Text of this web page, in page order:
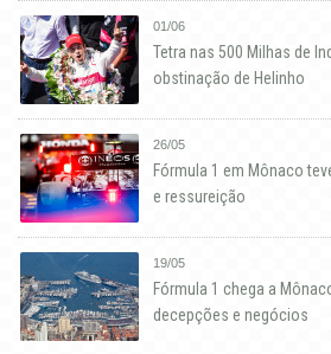
01/06
Tetra nas 500 Milhas de
obstinação de Helinho
26/05
Fórmula 1 em Mônaco
e ressureição
19/05
Fórmula 1 chega a
decepções e negócios